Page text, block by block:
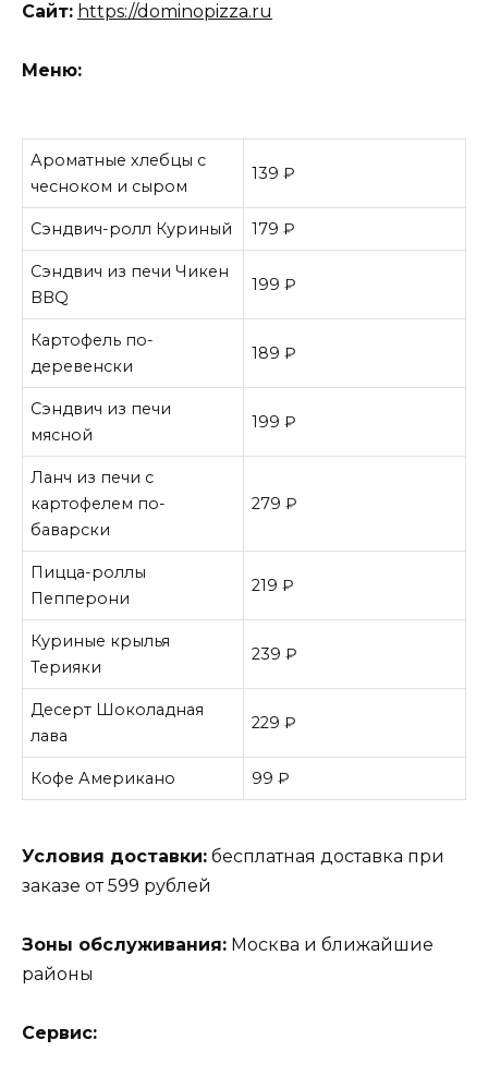
Сайт: https://dominopizza.ru
Меню:
Ароматные хлебцы с
чесноком и сыром
139 ₽
Сэндвич-ролл Куриный 179 ₽
Сэндвич из печи Чикен
BBQ
199 ₽
Картофель по-
деревенски
189 ₽
Сэндвич из печи
мясной
199 ₽
Ланч из печи с
картофелем по-
баварски
279 ₽
Пицца-роллы
Пепперони
219 ₽
Куриные крылья
Терияки
239 ₽
Десерт Шоколадная
лава
229 ₽
Кофе Американо 99 ₽
Условия доставки: бесплатная доставка при
заказе от 599 рублей
Зоны обслуживания: Москва и ближайшие
районы
Сервис: